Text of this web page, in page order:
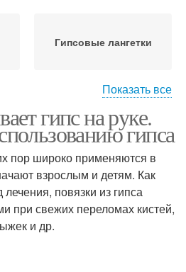
Гипсовые лангетки
Показать все
гипс на руке.
гипса
пор широко применяются в
взрослым и детям. Как
повязки из гипса
при свежих переломах кистей,
и др.